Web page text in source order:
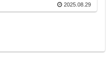
2025.08.29